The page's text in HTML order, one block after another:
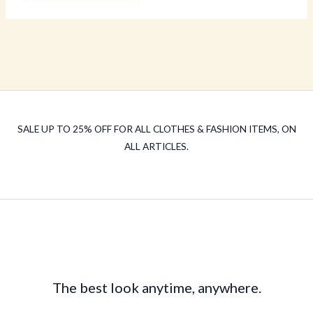
SALE UP TO 25% OFF FOR ALL CLOTHES & FASHION ITEMS, ON
ALL ARTICLES.
The best look anytime, anywhere.